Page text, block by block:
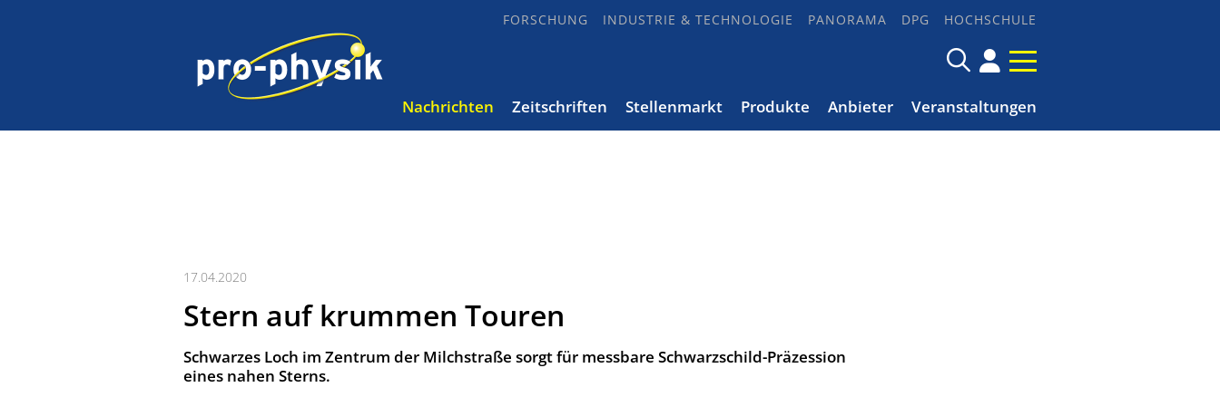
FORSCHUNG INDUSTRIE & TECHNOLOGIE PANORAMA DPG HOCHSCHULE
Nachrichten Zeitschriften Stellenmarkt Produkte Anbieter Veranstaltungen
17.04.2020
Stern auf krummen Touren
Schwarzes Loch im Zentrum der Milchstraße sorgt für messbare Schwarzschild-Präzession
eines nahen Sterns.